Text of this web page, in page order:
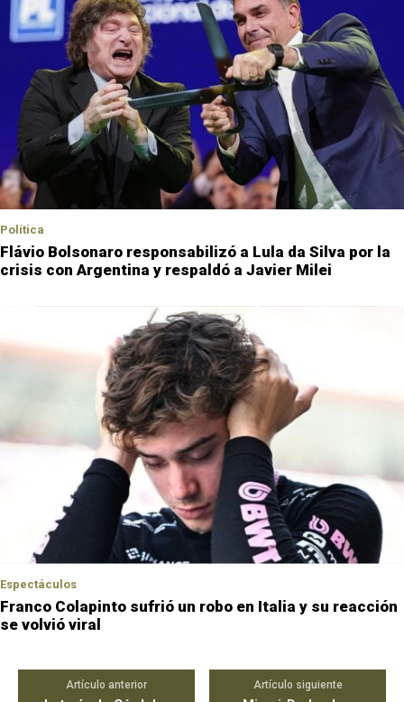
Política
Flávio Bolsonaro responsabilizó a Lula da Silva por la
crisis con Argentina y respaldó a Javier Milei
Espectáculos
Franco Colapinto sufrió un robo en Italia y su reacción
se volvió viral
Artículo anterior Artículo siguiente